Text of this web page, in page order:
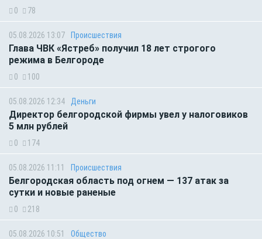
0 78
05.08.2026 13:07 Происшествия
Глава ЧВК «Ястреб» получил 18 лет строгого
режима в Белгороде
0 100
05.08.2026 12:34 Деньги
Директор белгородской фирмы увел у налоговиков
5 млн рублей
0 174
05.08.2026 11:11 Происшествия
Белгородская область под огнем — 137 атак за
сутки и новые раненые
0 218
05.08.2026 10:51 Общество